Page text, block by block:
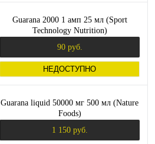
Guarana 2000 1 амп 25 мл (Sport
Technology Nutrition)
90 руб.
НЕДОСТУПНО
Guarana liquid 50000 мг 500 мл (Nature
Foods)
1 150 руб.